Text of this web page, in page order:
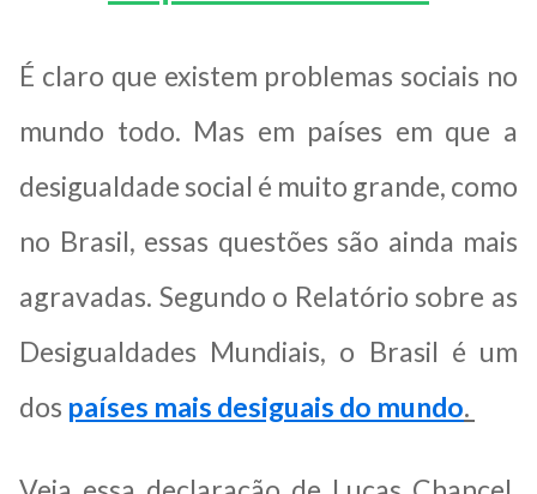
É claro que existem problemas sociais no
mundo todo. Mas em países em que a
desigualdade social é muito grande, como
no Brasil, essas questões são ainda mais
agravadas. Segundo o Relatório sobre as
Desigualdades Mundiais, o Brasil é um
dos países mais desiguais do mundo.